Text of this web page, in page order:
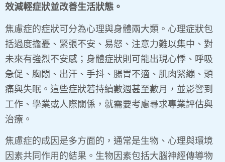
效減輕症狀並改善生活狀態。
焦慮症的症狀可分為心理與身體兩大類。心理症狀包
括過度擔憂、緊張不安、易怒、注意力難以集中、對
未來有強烈不安感；身體症狀則可能出現心悸、呼吸
急促、胸悶、出汗、手抖、腸胃不適、肌肉緊繃、頭
痛與失眠。這些症狀若持續數週甚至數月，並影響到
工作、學業或人際關係，就需要考慮尋求專業評估與
治療。
焦慮症的成因是多方面的，通常是生物、心理與環境
因素共同作用的結果。生物因素包括大腦神經傳導物